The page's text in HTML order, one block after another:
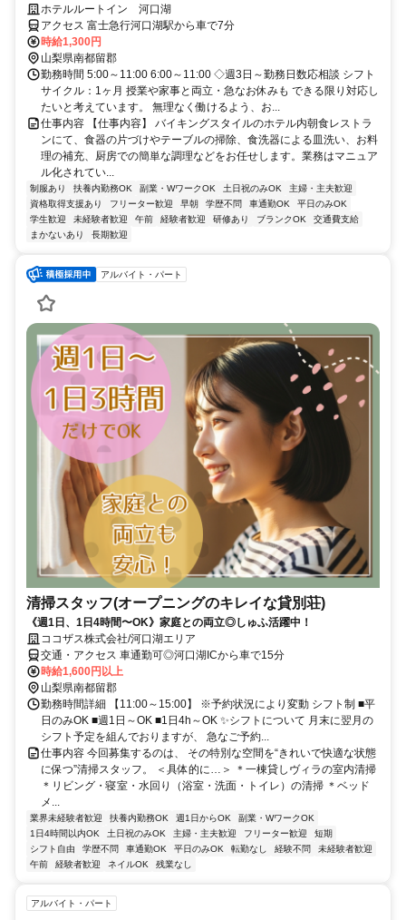
未経験歓迎！主婦(夫)さん活躍中
ホテルルートイン 河口湖
アクセス 富士急行河口湖駅から車で7分
時給1,300円
山梨県南都留郡
勤務時間 5:00～11:00 6:00～11:00 ◇週3日～勤務日数応相談 シフト
サイクル：1ヶ月 授業や家事と両立・急なお休みも できる限り対応し
たいと考えています。 無理なく働けるよう、お...
仕事内容 【仕事内容】 バイキングスタイルのホテル内朝食レストラ
ンにて、食器の片づけやテーブルの掃除、食洗器による皿洗い、お料
理の補充、厨房での簡単な調理などをお任せします。業務はマニュア
ル化されてい...
制服あり 扶養内勤務OK 副業・WワークOK 土日祝のみOK
主婦・主夫歓迎
資格取得支援あり
フリーター歓迎 早朝 学歴不問 車通勤OK
平日のみOK
学生歓迎
未経験者歓迎 午前 経験者歓迎 研修あり ブランクOK
交通費支給
まかないあり
長期歓迎
アルバイト・パート
清掃スタッフ(オープニングのキレイな貸別荘)
《週1日、1日4時間〜OK》家庭との両立◎しゅふ活躍中！
ココザス株式会社/河口湖エリア
交通・アクセス 車通勤可◎河口湖ICから車で15分
時給1,600円以上
山梨県南都留郡
勤務時間詳細 【11:00～15:00】 ※予約状況により変動 シフト制 ■平
日のみOK ■週1日～OK ■1日4h～OK ✨シフトについて 月末に翌月の
シフト予定を組んでおりますが、 急なご予約...
仕事内容 今回募集するのは、 その特別な空間を“きれいで快適な状態
に保つ”清掃スタッフ。 ＜具体的に…＞ ＊一棟貸しヴィラの室内清掃
＊リビング・寝室・水回り（浴室・洗面・トイレ）の清掃 ＊ベッド
メ...
業界未経験者歓迎 扶養内勤務OK 週1日からOK
副業・WワークOK
1日4時間以内OK
土日祝のみOK 主婦・主夫歓迎 フリーター歓迎
短期
シフト自由
学歴不問 車通勤OK 平日のみOK 転勤なし 経験不問
未経験者歓迎
午前
経験者歓迎 ネイルOK 残業なし
アルバイト・パート